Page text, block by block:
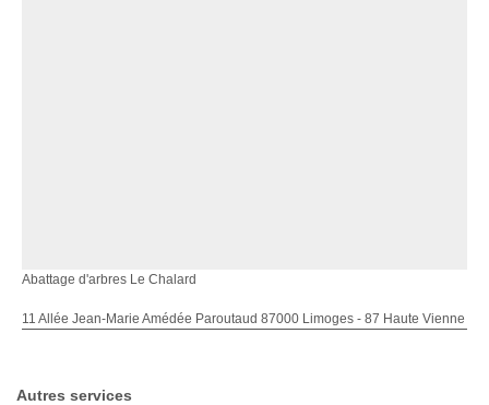
Abattage d'arbres Le Chalard
11 Allée Jean-Marie Amédée Paroutaud 87000 Limoges - 87 Haute Vienne
Autres services